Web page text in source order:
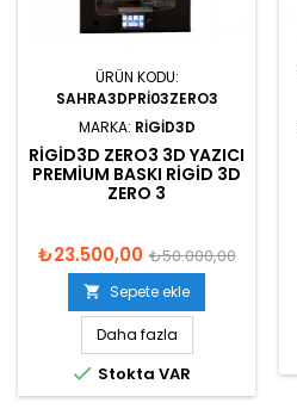
ÜRÜN KODU:
SAHRA3DPRI03ZERO3
MARKA: RIGID3D
RIGID3D ZERO3 3D YAZICI
PREMIUM BASKI RIGID 3D
ZERO 3
₺23.500,00 ₺50.000,00
 Sepete ekle
Daha fazla
 Stokta VAR